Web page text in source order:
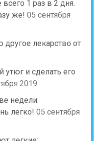
1 раз в 2 дня.
же! 05 сентября
лекарство от
утюг и сделать его
2019
недели:
легко! 05 сентября